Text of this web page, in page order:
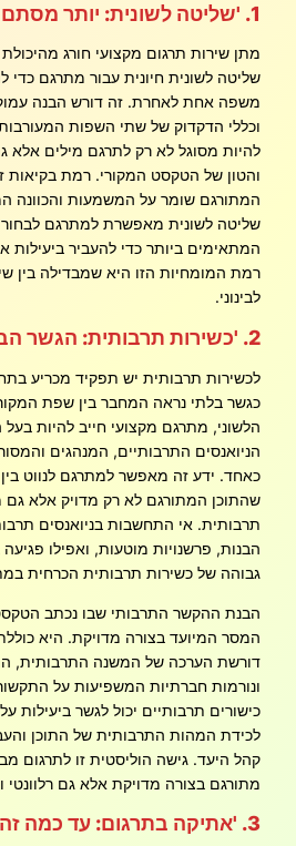
1. 'שליטה לשונית: יותר מסתם ידיעת שתי שפות?'
מתן שירות תרגום מקצועי חורג
שליטה לשונית חיונית עבור מתרגם
משפה אחת לאחרת. זה דורש הבנה
וכללי הדקדוק של שתי השפות
להיות מסוגל לא רק לתרגם מילים
והטון של הטקסט המקורי. רמת בקיאות
המתורגם שומר על המשמעות והכוונה
שליטה לשונית מאפשרת למתרגם לבחור
המתאימים ביותר כדי להעביר
רמת המומחיות הזו היא שמבדילה בין
לבינוני.
2. 'כשירות תרבותית: הגשר הבלתי נראה בתרגום'
לכשירות תרבותית יש תפקיד מכריע
כגשר בלתי נראה המחבר בין שפת
הלשוני, מתרגם מקצועי חייב להיות
הניואנסים התרבותיים, המנהגים
כאחד. ידע זה מאפשר למתרגם לנווט
שהתוכן המתורגם לא רק מדויק אלא
תרבותית. אי התחשבות בניואנסים
הבנות, פרשנויות מוטעות, ואפילו
גבוהה של כשירות תרבותית הכרחית
הבנת ההקשר התרבותי שבו נכתב
המסר המיועד בצורה מדויקת. היא
דורשת הערכה של המשנה התרבותית,
ונורמות חברתיות המשפיעות על
כישורים תרבותיים יכול לגשר ביעילות
לכידת המהות התרבותית של התוכן
קהל היעד. גישה הוליסטית זו לתרגום
מתורגם בצורה מדויקת אלא גם רלוונטי
3. 'אתיקה בתרגום: עד כמה זה חשוב?'